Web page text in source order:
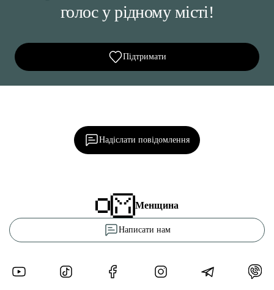
голос у рідному місті!
Підтримати
Надіслати повідомлення
Менщина
Написати нам